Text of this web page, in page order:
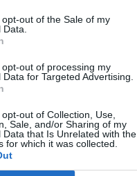
opt-out of the Sale of my
opt-out of processing my
Data for Targeted Advertising.
out of Collection, Use,
Sale, and/or Sharing of my
Data that Is Unrelated with the
for which it was collected.